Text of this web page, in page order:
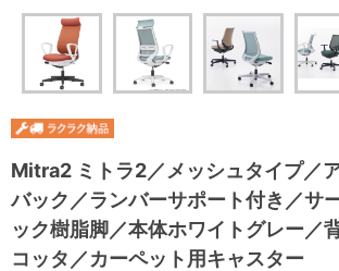
Mitra2 ミトラ2／メッシュタイプ／
バック／ランバーサポート付き／サ
ック樹脂脚／本体ホワイトグレー／
コッタ／カーペット用キャスター